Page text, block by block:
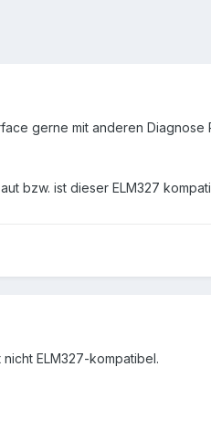
gerne mit anderen
bzw. ist dieser ELM327
ELM327-kompatibel.